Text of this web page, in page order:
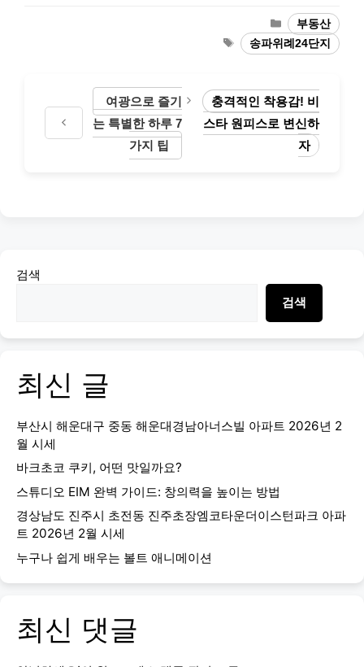
Categories
부동산
Tags송파위례24단지
여광으로 즐기
는 특별한 하루 7
가지 팁
충격적인 착용감! 비
스타 원피스로 변신하
자
검색
검색
최신 글
부산시 해운대구 중동 해운대경남아너스빌 아파트 2026년 2
월 시세
바크초코 쿠키, 어떤 맛일까요?
스튜디오 EIM 완벽 가이드: 창의력을 높이는 방법
경상남도 진주시 초전동 진주초장엠코타운더이스턴파크 아파
트 2026년 2월 시세
누구나 쉽게 배우는 볼트 애니메이션
최신 댓글